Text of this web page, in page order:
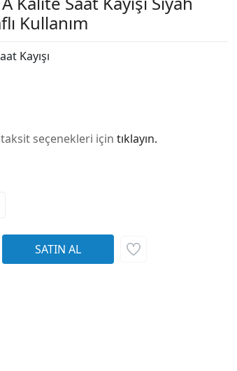
Kullanım
Kayışı
seçenekleri için tıklayın.